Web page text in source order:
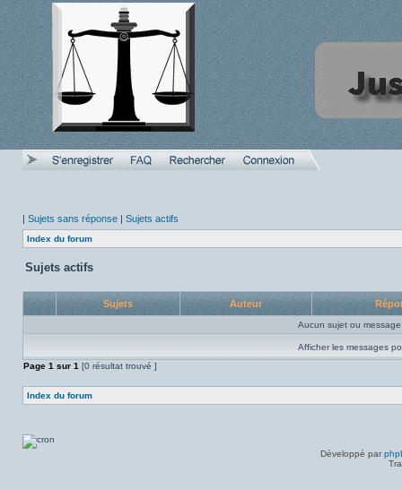
| Sujets sans réponse | Sujets actifs
Index du forum
Sujets actifs
Sujets Auteur
Aucun sujet ou
Afficher les messages
Page 1 sur 1 [0 résultat trouvé ]
Index du forum
Développé par